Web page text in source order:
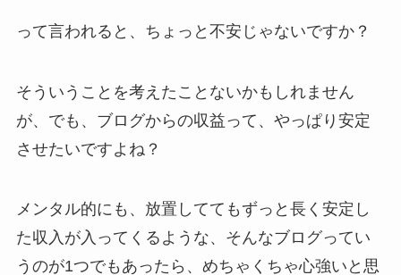
って言われると、ちょっと不安じゃないですか？
そういうことを考えたことないかもしれません
が、でも、ブログからの収益って、やっぱり安定
させたいですよね？
メンタル的にも、放置しててもずっと長く安定し
た収入が入ってくるような、そんなブログってい
うのが1つでもあったら、めちゃくちゃ心強いと思